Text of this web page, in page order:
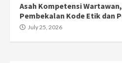
Asah Kompetensi
Pembekalan Kode Etik dan
July 25, 2026